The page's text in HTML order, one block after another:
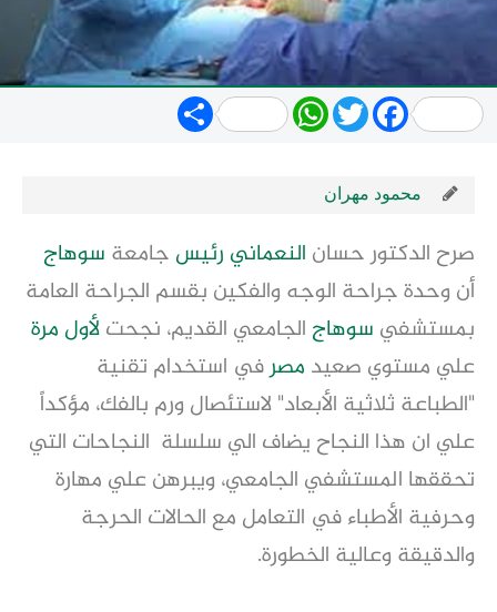
Share WhatsApp
TwitterFacebook
محمود مهران
صرح الدكتور حسان النعماني رئيس جامعة سوهاج
أن وحدة جراحة الوجه والفكين بقسم الجراحة العامة
بمستشفي سوهاج الجامعي القديم، نجحتلأول مرة
علي مستوي صعيد مصرفي استخدام تقنية
"الطباعة ثلاثية الأبعاد" لاستئصال ورم بالفك، مؤكداً
علي ان هذا النجاح يضاف الي سلسلة النجاحات التي
تحققها المستشفي الجامعي، ويبرهن علي مهارة
وحرفية الأطباء في التعامل مع الحالات الحرجة
والدقيقة وعالية الخطورة.